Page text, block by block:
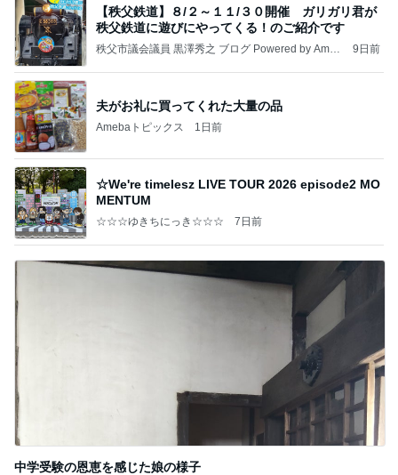
【秩父鉄道】８/２～１１/３０開催 ガリガリ君が
秩父鉄道に遊びにやってくる！のご紹介です
秩父市議会議員 黒澤秀之 ブログ Powered by Ameb
9日前
夫がお礼に買ってくれた大量の品
Amebaトピックス 1日前
☆We're timelesz LIVE TOUR 2026 episode2 MO
MENTUM
☆☆☆ゆきちにっき☆☆☆ 7日前
中学受験の恩恵を感じた娘の様子